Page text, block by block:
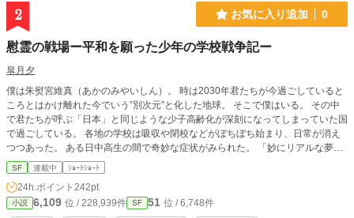
2 お気に入り追加 0
慰霊の戦場ー平和を願った少年の学校戦争記ー
皐月夕
僕は朱熨宮維真（あかのみやいしん）。 時は2030年君たちが今過ごしていると
ころとはかけ離れた今でいう”別次元”と化した地球。 そこで僕はいる。 その中
で君たちが呼ぶ「日本」と同じような少子高齢化が深刻になってしまっていた国
で過ごしている。 各地の学校は吸収や閉校などがぼちぼち始まり、日常が消え
つつあった。 ある日中高生の間で奇妙な症状がみられた。 「妙にリアルな夢を
見る」「自分の体の変化」「幻覚が見える」―― そこで、数日後偉人の魂が自
分の中に憑依していることが知らされた。 日本ではこの「憑霊病」という病を
起こした満17歳以下であるため、世間はまた子供が減るのかとますます混沌な
気配に包まれていた。だが教師たちは違う。教師たちはそれをいいことにとある
SF 連載中 ｼｮｰﾄｼｮｰﾄ
24h.ポイント 242pt
小説 6,109 位 / 228,939件 SF 51 位 / 6,748件